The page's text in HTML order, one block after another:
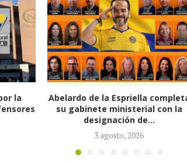
la
Presidenta de ACEMI, Ana María
Vesga, llega al Ministerio de
Salud
31 julio, 2026